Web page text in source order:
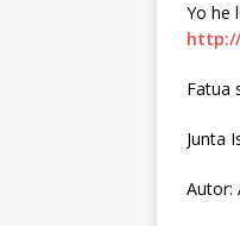
Yo he
http://
Fatua
Junta
Autor: